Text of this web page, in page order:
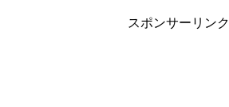
スポンサーリンク